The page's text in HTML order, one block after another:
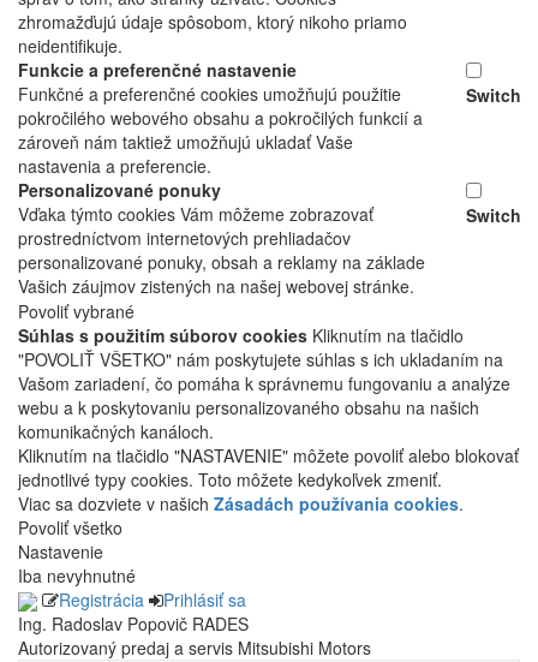
zhromažďujú údaje spôsobom, ktorý nikoho priamo
neidentifikuje.
Funkcie a preferenčné nastavenie
Funkčné a preferenčné cookies umožňujú použitie
pokročilého webového obsahu a pokročilých funkcií a
zároveň nám taktiež umožňujú ukladať Vaše
nastavenia a preferencie.
Switch
Personalizované ponuky
Vďaka týmto cookies Vám môžeme zobrazovať
prostredníctvom internetových prehliadačov
personalizované ponuky, obsah a reklamy na základe
Vašich záujmov zistených na našej webovej stránke.
Switch
Povoliť vybrané
Súhlas s použitím súborov cookies Kliknutím na tlačidlo
"POVOLIŤ VŠETKO" nám poskytujete súhlas s ich ukladaním na
Vašom zariadení, čo pomáha k správnemu fungovaniu a analýze
webu a k poskytovaniu personalizovaného obsahu na našich
komunikačných kanáloch.
Kliknutím na tlačidlo "NASTAVENIE" môžete povoliť alebo blokovať
jednotlivé typy cookies. Toto môžete kedykoľvek zmeniť.
Viac sa dozviete v našich Zásadách používania cookies.
Povoliť všetko
Nastavenie
Iba nevyhnutné
Registrácia
Prihlásiť sa
Ing. Radoslav Popovič RADES
Autorizovaný predaj a servis Mitsubishi Motors